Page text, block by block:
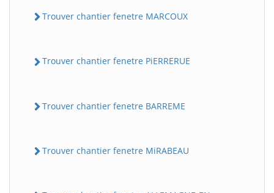
Trouver chantier fenetre MARCOUX
Trouver chantier fenetre PiERRERUE
Trouver chantier fenetre BARREME
Trouver chantier fenetre MiRABEAU